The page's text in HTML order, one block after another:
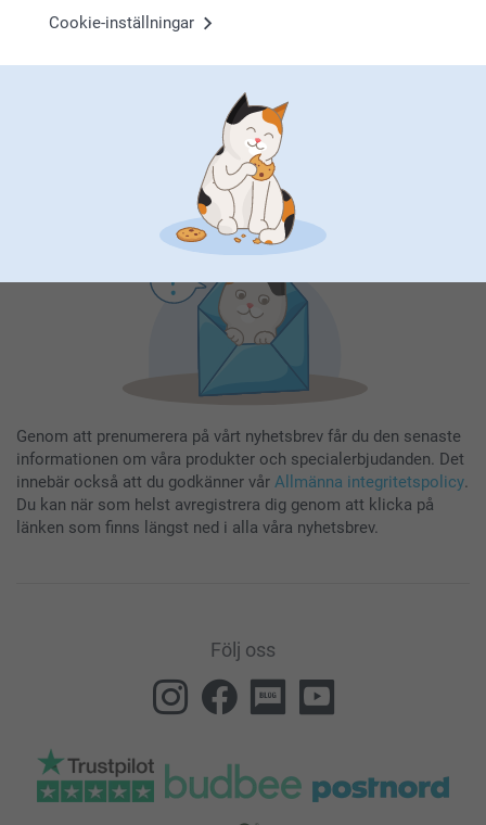
Cookie-inställningar
Registrera dig till vårt nyhetsbrev
Genom att prenumerera på vårt nyhetsbrev får du den senaste
informationen om våra produkter och specialerbjudanden. Det
innebär också att du godkänner vår Allmänna integritetspolicy.
Du kan när som helst avregistrera dig genom att klicka på
länken som finns längst ned i alla våra nyhetsbrev.
Följ oss